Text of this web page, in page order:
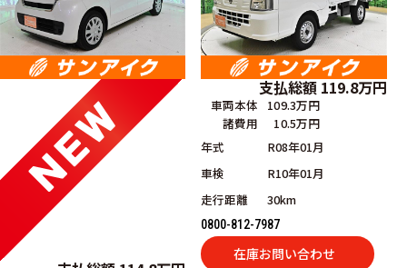
支払総額 119.8万円
車両本体
109.3万円
諸費用
10.5万円
年式
R08年01月
車検
R10年01月
走行距離
30km
0800-812-7987
在庫お問い合わせ